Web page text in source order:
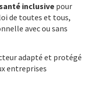
inclusive pour
de toutes et tous,
avec ou sans
adapté et protégé
entreprises